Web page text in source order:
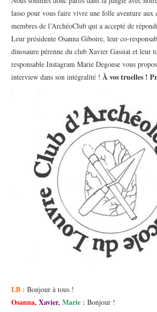
lasso pour vous faire vivre une folle aventure aux
membres de l’ArchéoClub qui a accepté de
Leur présidente Osanna Giboire, leur co-
dinosaure pérenne du club Xavier Gassiat et leur
responsable Instagram Marie Degonse vous
interview dans son intégralité !À vos truelles !
LB : Bonjour à tous !
Osanna, Xavier, Marie : Bonjour !